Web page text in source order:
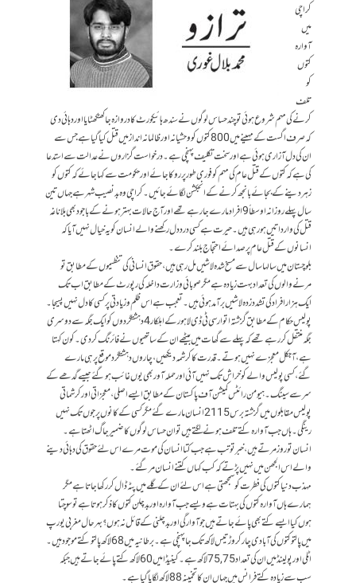
کراچی
میں
آوارہ
کتوں
کو
تلف
کرنے کی مہم شروع ہوئی تو چند حساس لوگوں نے سندھ ہائیکورٹ کا دروازہ جاکھٹکھٹایا اور دہائی دی
کہ صرف اگست کے مہینے میں 800کتوں کو وحشیانہ اور ظالمانہ انداز میں قتل کیا گیاہے جس سے
ان کی دل آزاری ہوئی ہے اور سخت تکلیف پہنچی ہے۔درخواست گزاروں نے عدالت سے استدعا
کی ہے کہ کتوں کے قتل عام کی مہم کو فوری طور پر روکا جائے اور حکومت سے کہا جائے کہ کتوں کو
زہر دینے کے بجائے بانجھ کرنے کے انجکشن لگائے جائیں ۔کراچی وہ بدنصیب شہر ہے جہاں تین
سال پہلے روزانہ اوسطاً 9افراد مارے جارہے تھے اور آج حالات بہتر ہونے کے باجود بھی بلاناغہ
قتل کی وارداتیں ہو رہی ہیں۔حیرت ہے کسی درد دل رکھنے والے انسان کو یہ خیال نہیں آیا کہ
انسانوں کے قتل عام پر صدائے احتجاج بلند کرے۔
بلوچستان میں سالہا سال سے مسخ شدہ لاشیں مل رہی ہیں،حقوق انسانی کی تنظیموں کے مطابق تو
مرنے والوں کی تعداد بہت زیادہ ہے مگر صوبائی وزارت داخلہ کی رپورٹ کے مطابق اب تک
ایک ہزار افراد کی تشدد زدہ لاشیں برآمد ہوئی ہیں۔تعجب ہے اس ظلم و زیادتی پر کسی کا دل نہیں پسیجا۔
پولیس حکام کے مطابق گزشتہ اتوار سی ٹی ڈی لاہور کے اہلکار 4دہشتگردوں کو ایک جگہ سے دوسری
جگہ منتقل کر رہے تھے کہ پہلے سے گھات میں بیٹھے ان کے ساتھیوں نے فائرنگ کر دی۔کون کہتا
ہے ،آجکل معجزے نہیں ہوتے۔قدرت کا کرشمہ دیکھیں ،چاروں دہشتگرد موقع پر ہی مارے
گئے،کسی پولیس والے کو خراش تک نہیں آئی اور حملہ آور بھی یوں غائب ہو گئے جیسے گدھے کے
سر سے سینگ۔ہیومن رائٹس کمیشن آف پاکستان کے مطابق ایسے اصلی،معجزاتی اور کرشماتی
پولیس مقابلوں میں گزشتہ برس 2115انسان مارے گئے مگر کسی کے کانوں پر جوں تک نہیں
رینگی۔ہاں جب آوارہ کتے تلف ہونے لگتے ہیں تو ان حساس لوگوں کا ضمیر جاگ اٹھتا ہے۔
انسان تو روز مرتے ہیں،خبر تو تب ہے جب کتا انسان کی موت مرے اس لئے حقوق کی دہائی دینے
والے اس الجھن میں نہیں پڑتے کہ کب کہاں کتنے انسان مر گئے۔
مہذب دنیا کتوں کی فطرت کو سمجھتی ہے اس لئے ان کے گلے میں پٹہ ڈال کر رکھا جاتا ہے مگر
ہمارے ہاں آوارہ کتوں کی بہتات ہے ویسے جب آوارہ اور بد چلن کتوں کا ذکر ہوتا ہے تو سوچتا
ہوں کیا ایسے کتے بھی پائے جاتے ہیں جو آوارگی اوربدچلنی کے قائل نہ ہوں؟بہر حال مغربی یورپ
میں پالتو کتوں کی آبادی چار کروڑتیس لاکھ تک جا پہنچی ہے۔برطانیہ میں 68لاکھ پالتو کتے موجود ہیں۔
اٹلی اور پولینڈ میں ان کی تعداد 75,75لاکھ ہے۔کینیڈا میں 60لاکھ کتے پائے جاتے ہیں جبکہ
سب سے زیادہ کتے فرانس میں جہاں ان کا تخمینہ 88لاکھ لگایا گیا ہے۔